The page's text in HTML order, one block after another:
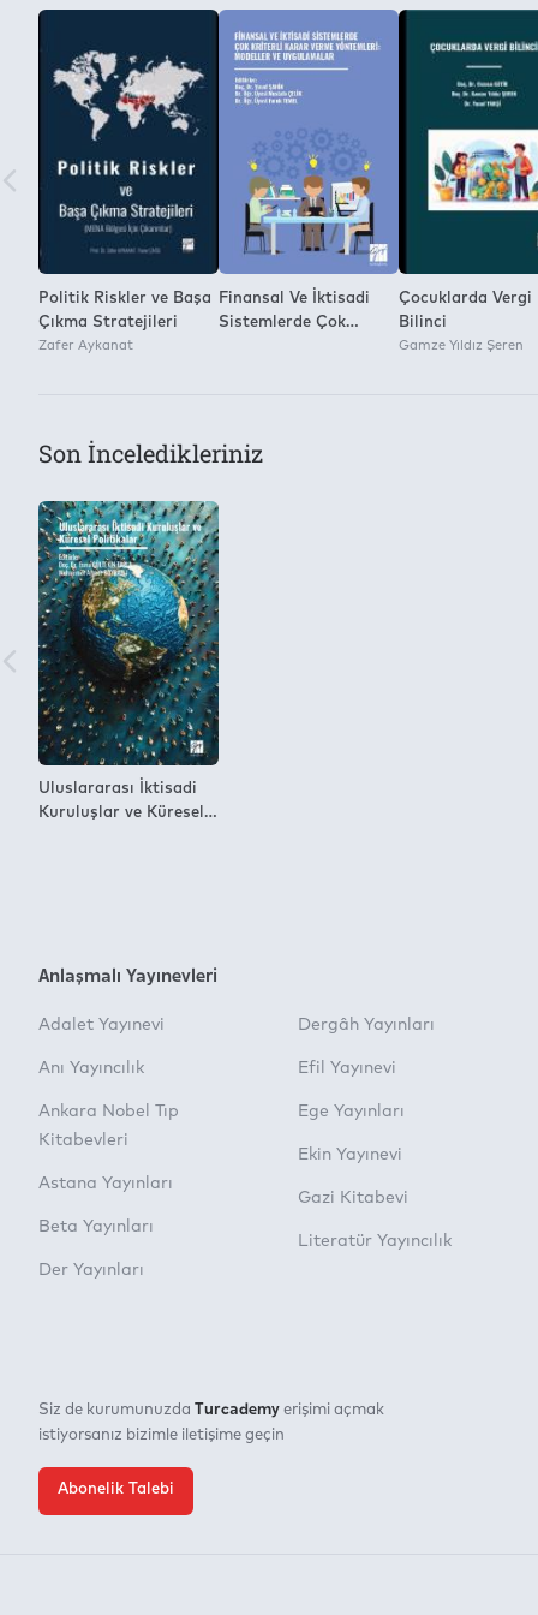
Kitap Dosyasını Farklı Kaydetme ve Dijital Ortamda
Politik Riskler ve Başa
Çıkma Stratejileri
Zafer Aykanat
Finansal Ve İktisadi
Sistemlerde Çok
Çocuklarda Vergi
Bilinci
Gamze Yıldız Şeren
Son İnceledikleriniz
Uluslararası İktisadi
Kuruluşlar ve Küresel
Anlaşmalı Yayınevleri
Adalet Yayınevi
Anı Yayıncılık
Ankara Nobel Tıp
Kitabevleri
Astana Yayınları
Beta Yayınları
Der Yayınları
Dergâh Yayınları
Efil Yayınevi
Ege Yayınları
Ekin Yayınevi
Gazi Kitabevi
Literatür Yayıncılık
Siz de kurumunuzda Turcademy erişimi açmak
istiyorsanız bizimle iletişime geçin
Abonelik Talebi